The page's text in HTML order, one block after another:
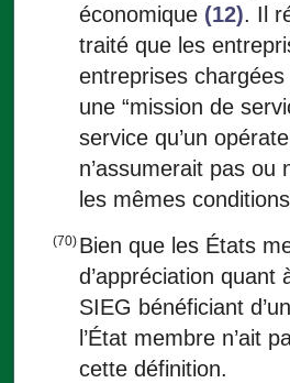
économique (12). Il
traité que les
entreprises chargées
une “mission de
service qu’un
n’assumerait pas ou
les mêmes
(70) Bien que les États
d’appréciation quant
SIEG bénéficiant
l’État membre n’ait
cette définition.